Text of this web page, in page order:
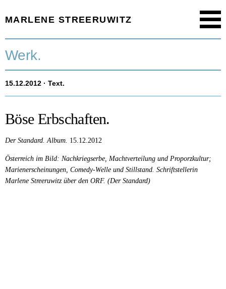
MARLENE STREERUWITZ
Timeline.
Texte.
Aktuell.
Person.
Werk.
15.12.2012 · Text.
Böse Erbschaften.
Der Standard. Album. 15.12.2012
Österreich im Bild: Nachkriegserbe, Machtverteilung und Proporzkultur;
Marienerscheinungen, Comedy-Welle und Stillstand. Schriftstellerin
Marlene Streeruwitz über den ORF. (Der Standard)